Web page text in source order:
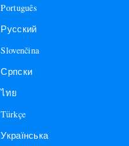
Português
Русский
Slovenčina
Српски
ไทย
Türkçe
Українська